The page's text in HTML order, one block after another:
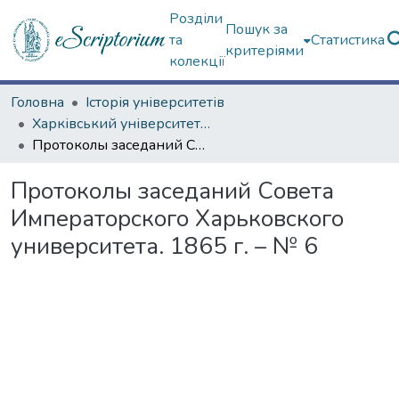
Розділи
та
колекції
Пошук за
критеріями
Статистика
Головна
Історія університетів
Харківський університет (до 217-річчя)
Протоколы заседаний Совета Императорского Харьковского университета. 1865 г. – № 6
Протоколы заседаний Совета
Императорского Харьковского
университета. 1865 г. – № 6